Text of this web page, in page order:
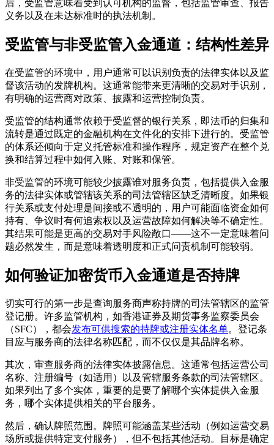
后，受监管意味着受到认可机构的监督，包括监管审查、报告
义务以及在未达标准时的执法机制。
受监管与非受监管入金通道：结构性差异
在受监管的环境中，用户通常可以识别负责的法律实体以及监
督该活动的发牌机构。这通常能带来更清晰的交易对手识别，
有明确的运营商对政策、披露和运营控制负责。
受监管的结构通常依赖于受监督的银行关系，即法币的归集和
流转是通过既定的金融机构在文件化的安排下进行的。受监管
的体系还倾向于定义托管标准和操作程序，规定资产在整个兑
换和结算过程中如何入账、对账和保管。
非受监管的环境可能较少披露谁对服务负责，包括提供入金服
务的法律实体或管辖该关系的司法管辖区缺乏清晰度。如果银
行关系或支付处理是间接或不透明的，用户可能面临资金如何
持有、争议时有何追索权以及运营故障如何解决等不确定性。
其结果可能是更高的交易对手风险敞口——这不一定意味着问
题必然发生，而是意味着透明度和正式问责机制可能较弱。
如何验证加密货币入金通道是否持牌
切实可行的第一步是查询服务商声称持牌的司法管辖区的监管
登记册。许多监管机构，如香港证券及期货事务监察委员会
（SFC），都会发布可供搜索的持牌或注册实体名单。登记条
目应与服务商的法律名称匹配，而不仅仅是其品牌名称。
其次，审查服务商的法律实体披露信息。这通常包括运营公司
名称、注册编号（如适用）以及管辖服务条款的司法管辖区。
如果列出了多个实体，重要的是要了解哪个实体提供入金服
务，哪个实体提供相关的平台服务。
然后，确认牌照范围。牌照可能涵盖某些活动（例如运营交易
场所或提供特定支付服务），但不包括其他活动。目标是确定